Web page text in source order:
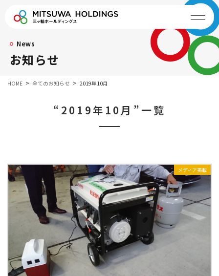
News
お知らせ
HOME 全てのお知らせ 2019年10月
“2019年10月”一覧
メディア掲載